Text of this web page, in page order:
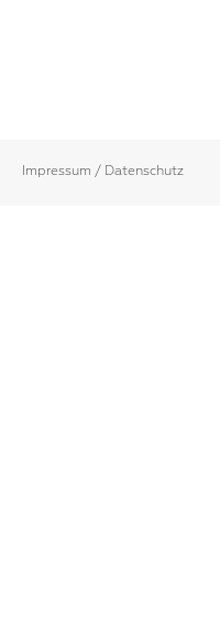
Impressum / Datenschutz